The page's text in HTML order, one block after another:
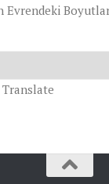
Evrendeki
Translate